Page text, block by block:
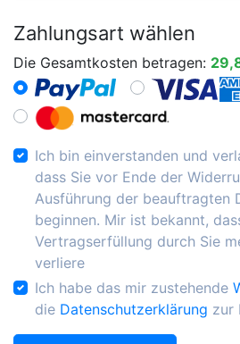
Zahlungsart wählen
Die Gesamtkosten betragen:
Ich bin einverstanden und
dass Sie vor Ende der
Ausführung der beauftragten
beginnen. Mir ist bekannt,
Vertragserfüllung durch Sie
verliere
Ich habe das mir zustehende
die Datenschutzerklärung zur